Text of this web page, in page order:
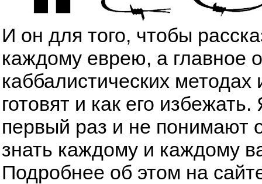
И он для того, чтобы
каждому еврею, а главное
каббалистических
готовят и как его
первый раз и не понимают
знать каждому и каждому
Подробнее об этом на